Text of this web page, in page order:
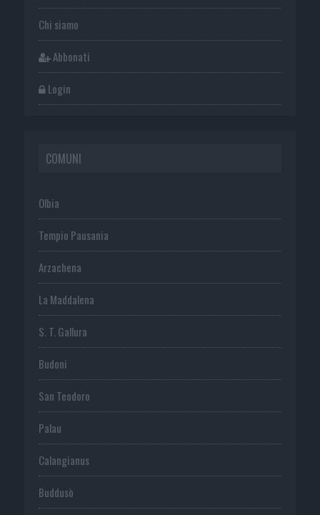
Chi siamo
Abbonati
Login
COMUNI
Olbia
Tempio Pausania
Arzachena
La Maddalena
S. T. Gallura
Budoni
San Teodoro
Palau
Calangianus
Buddusò